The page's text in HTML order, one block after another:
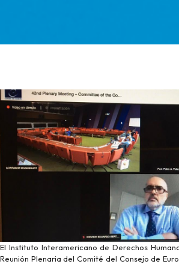
El Instituto Interamericano de Derechos
Reunión Plenaria del Comité del Consejo de